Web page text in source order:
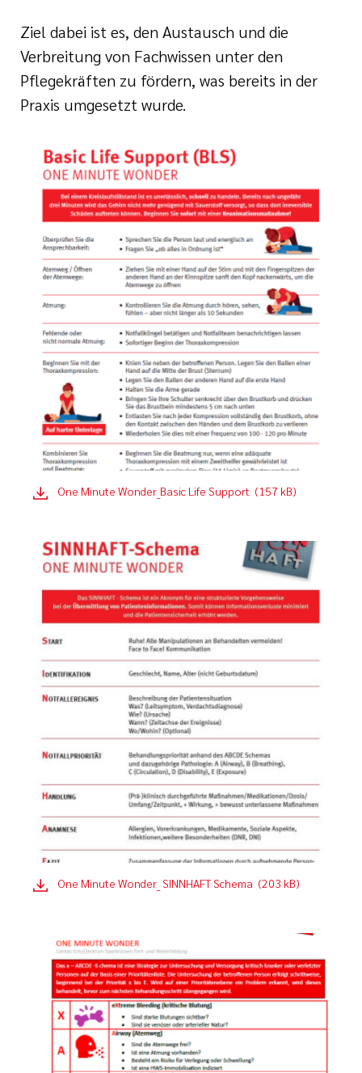
Ziel dabei ist es, den Austausch und die
Verbreitung von Fachwissen unter den
Pflegekräften zu fördern, was bereits in der
Praxis umgesetzt wurde.
One Minute Wonder_Basic Life Support (157 kB)
One Minute Wonder_ SINNHAFT Schema (203 kB)